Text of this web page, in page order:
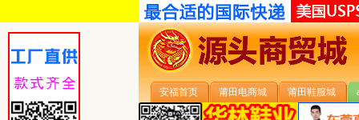
安福首页 莆田电商城 莆田鞋服城